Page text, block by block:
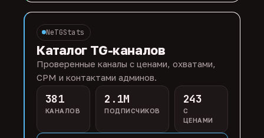
NeTGStats
Каталог TG-каналов
Проверенные каналы с ценами, охватами,
CPM и контактами админов.
381
КАНАЛОВ
2.1M
ПОДПИСЧИКОВ
243
С
ЦЕНАМИ